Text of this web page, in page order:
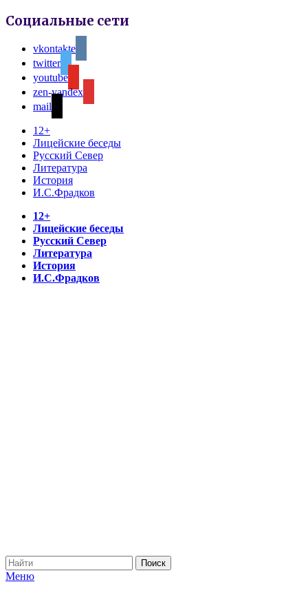
Социальные сети
vkontakte
twitter
youtube
zen-yandex
mail
12+
Лицейские беседы
Русский Север
Литература
История
И.С.Фрадков
12+
Лицейские беседы
Русский Север
Литература
История
И.С.Фрадков
Меню